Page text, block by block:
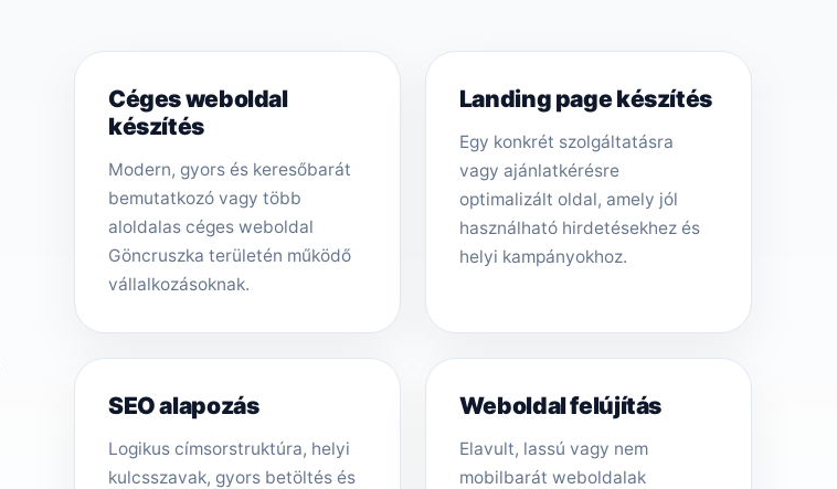
Céges weboldal
készítés
Modern, gyors és keresőbarát
bemutatkozó vagy több
aloldalas céges weboldal
Göncruszka területén működő
vállalkozásoknak.
Landing page készítés
Egy konkrét szolgáltatásra
vagy ajánlatkérésre
optimalizált oldal, amely jól
használható hirdetésekhez és
helyi kampányokhoz.
SEO alapozás
Logikus címsorstruktúra, helyi
kulcsszavak, gyors betöltés és
Weboldal felújítás
Elavult, lassú vagy nem
mobilbarát weboldalak